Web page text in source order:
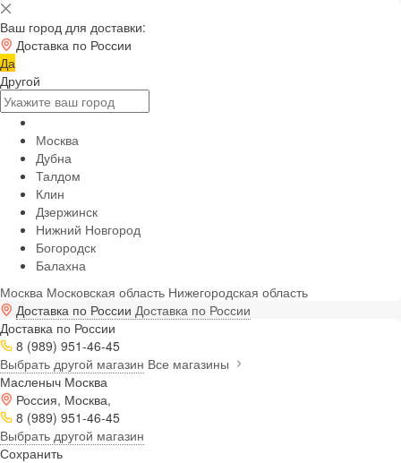
Ваш город для доставки:
Доставка по России
Да
Другой
Москва
Дубна
Талдом
Клин
Дзержинск
Нижний Новгород
Богородск
Балахна
Москва Московская область Нижегородская область
Доставка по России Доставка по России
Доставка по России
8 (989) 951-46-45
Выбрать другой магазин Все магазины
Масленыч Москва
Россия, Москва,
8 (989) 951-46-45
Выбрать другой магазин
Сохранить